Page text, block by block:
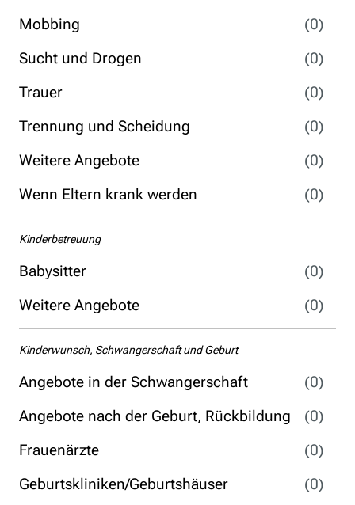
Mobbing
(0)
Sucht und Drogen
(0)
Trauer
(0)
Trennung und Scheidung
(0)
Weitere Angebote
(0)
Wenn Eltern krank werden
(0)
Kinderbetreuung
Babysitter
(0)
Weitere Angebote
(0)
Kinderwunsch, Schwangerschaft und Geburt
Angebote in der Schwangerschaft
(0)
Angebote nach der Geburt, Rückbildung
(0)
Frauenärzte
(0)
Geburtskliniken/Geburtshäuser
(0)